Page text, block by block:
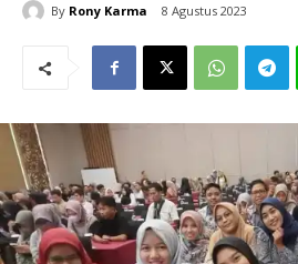
By Rony Karma 8 Agustus 2023